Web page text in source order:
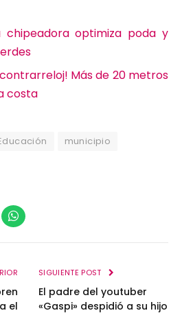
chipeadora optimiza poda y
Más de 20 metros
costa
municipio
WhatsApp
el
SIGUIENTE POST
El padre del youtuber
«Gaspi» despidió a su hijo